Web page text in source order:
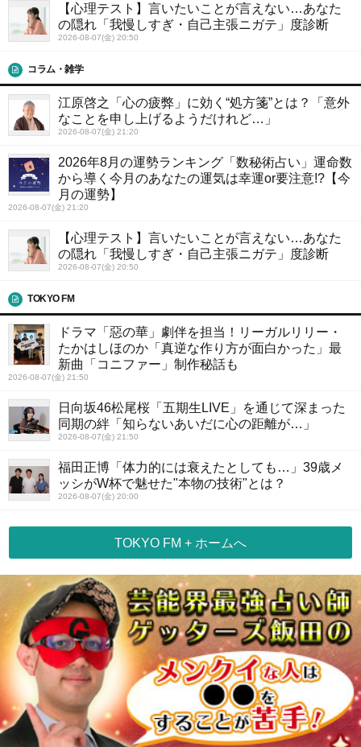
【心理テスト】言いたいことが言えない…あなた
の隠れ「我慢しすぎ・自己主張ニガテ」度診断
2026-08-07(金) 20:50
コラム・雑学
江原啓之「心の疲弊」に効く“処方箋”とは？「意外
なことを申し上げるようだけれど…」
2026-08-07(金) 21:20
2026年8月の運勢ランキング「数秘術占い」運命数
から導く今月のあなたの運気は幸運or要注意!?【今
月の運勢】
2026-08-07(金) 21:20
【心理テスト】言いたいことが言えない…あなた
の隠れ「我慢しすぎ・自己主張ニガテ」度診断
2026-08-07(金) 20:50
TOKYO FM
ドラマ「惡の華」劇伴を担当！リーガルリリー・
たかはしほのか「真逆な作り方が面白かった」最
新曲「コニファー」制作秘話も
2026-08-07(金) 21:50
日向坂46松尾桜「五期生LIVE」を通じて深まった
同期の絆「知らないあいだに心の距離が…」
2026-08-07(金) 21:50
福田正博「体力的には衰えたとしても…」39歳メ
ッシがW杯で魅せた"本物の技術"とは？
2026-08-07(金) 20:00
TOKYO FM + ホームへ